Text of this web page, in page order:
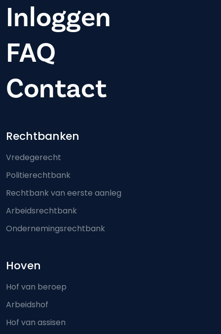
Inloggen
FAQ
Contact
Footer-menu
Rechtbanken
Vredegerecht
Politierechtbank
Rechtbank van eerste aanleg
Arbeidsrechtbank
Ondernemingsrechtbank
Hoven
Hof van beroep
Arbeidshof
Hof van assisen